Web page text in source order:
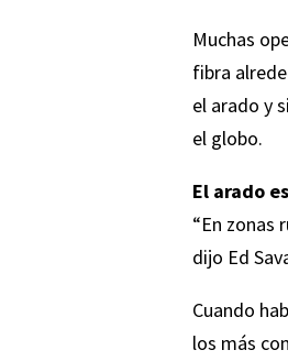
Muchas
fibra
el arado y
el globo.
El arado
“En zonas
dijo Ed
Cuando
los más